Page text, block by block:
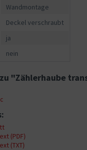
Wandmontage
Deckel verschraubt
ja
nein
"Zählerhaube
(PDF)
(TXT)